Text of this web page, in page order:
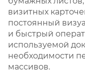
визитных
постоянный
и быстрый
используемой
необходимости
массивов.